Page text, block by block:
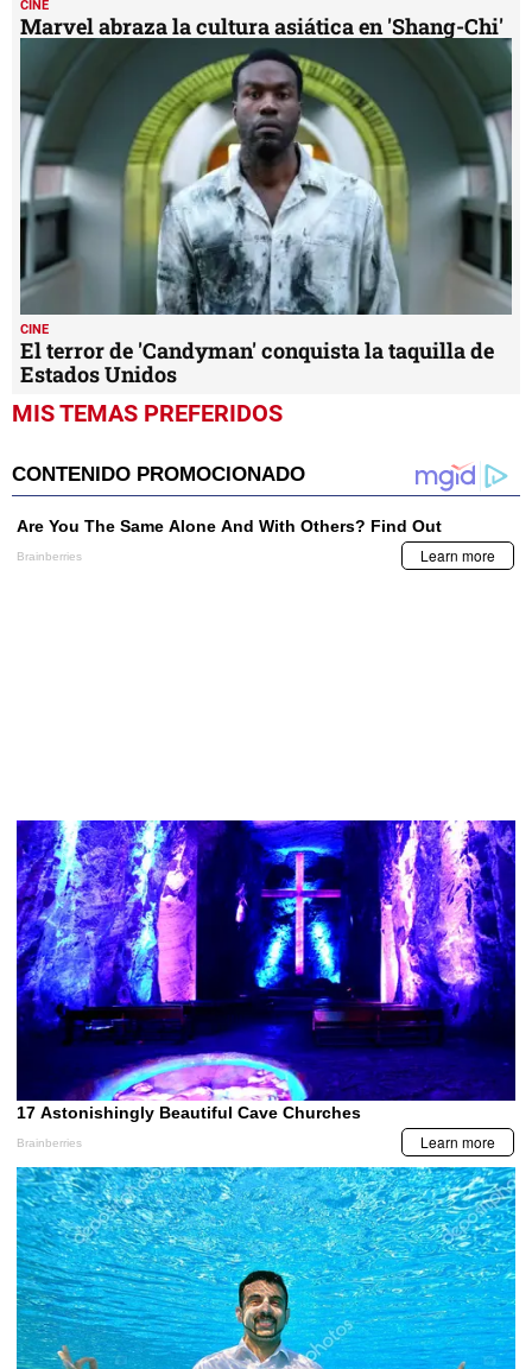
CINE
Marvel abraza la cultura asiática en 'Shang-Chi'
CINE
El terror de 'Candyman' conquista la taquilla de
Estados Unidos
MIS TEMAS PREFERIDOS